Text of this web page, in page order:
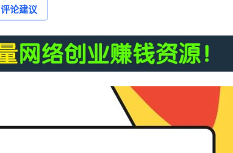
评论建议